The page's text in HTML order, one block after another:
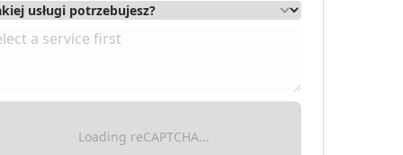
Loading reCAPTCHA...